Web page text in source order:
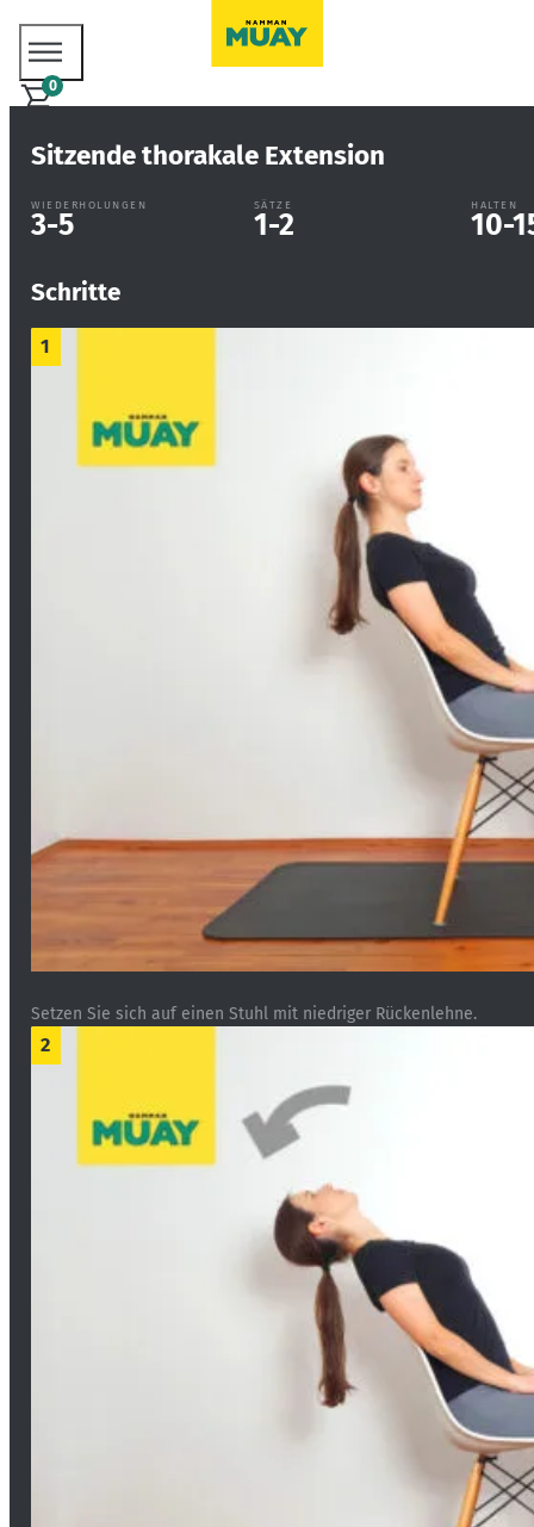
0
Sitzende thorakale Extension
WIEDERHOLUNGEN
3-5
SÄTZE
1-2
HALTEN
10-
Schritte
1
Setzen Sie sich auf einen Stuhl mit niedriger Rückenlehne.
2